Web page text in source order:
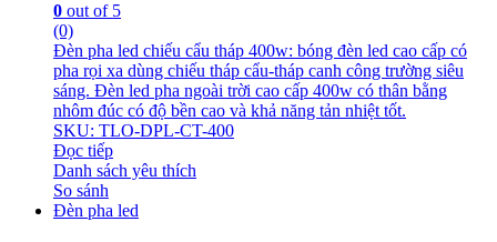
0 out of 5
(0)
Đèn pha led chiếu cẩu tháp 400w: bóng đèn led cao cấp có
pha rọi xa dùng chiếu tháp cẩu-tháp canh công trường siêu
sáng. Đèn led pha ngoài trời cao cấp 400w có thân bằng
nhôm đúc có độ bền cao và khả năng tản nhiệt tốt.
SKU: TLO-DPL-CT-400
Đọc tiếp
Danh sách yêu thích
So sánh
Đèn pha led